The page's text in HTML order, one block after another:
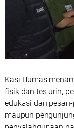
Kasi Humas
fisik dan tes urin,
edukasi dan
maupun